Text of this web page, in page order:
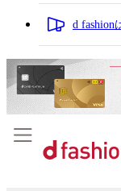
d fashion